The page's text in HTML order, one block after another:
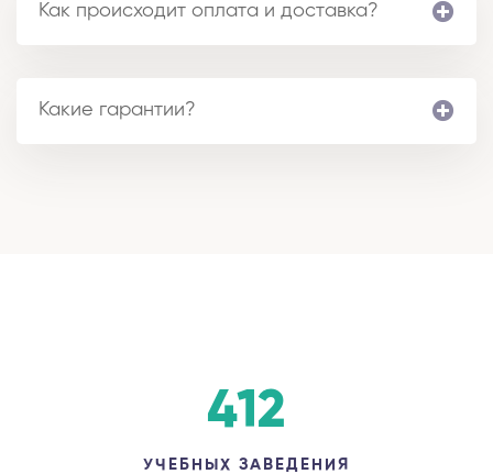
Как происходит оплата и доставка?
Какие гарантии?
412
УЧЕБНЫХ ЗАВЕДЕНИЯ